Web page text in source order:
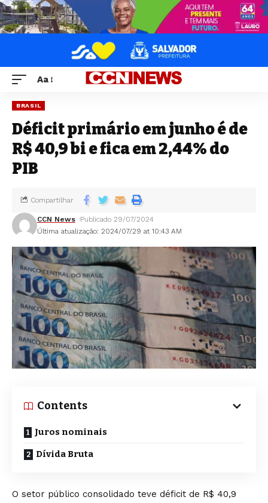
Aa
BRASIL
Déficit primário em junho é de
R$ 40,9 bi e fica em 2,44% do
PIB
Última atualização: 2024/07/29 at 10:43 AM
CCN News Publicado 29/07/2024
Compartilhar
Contents
Juros nominais
Dívida Bruta
O setor público consolidado teve déficit de R$ 40,9